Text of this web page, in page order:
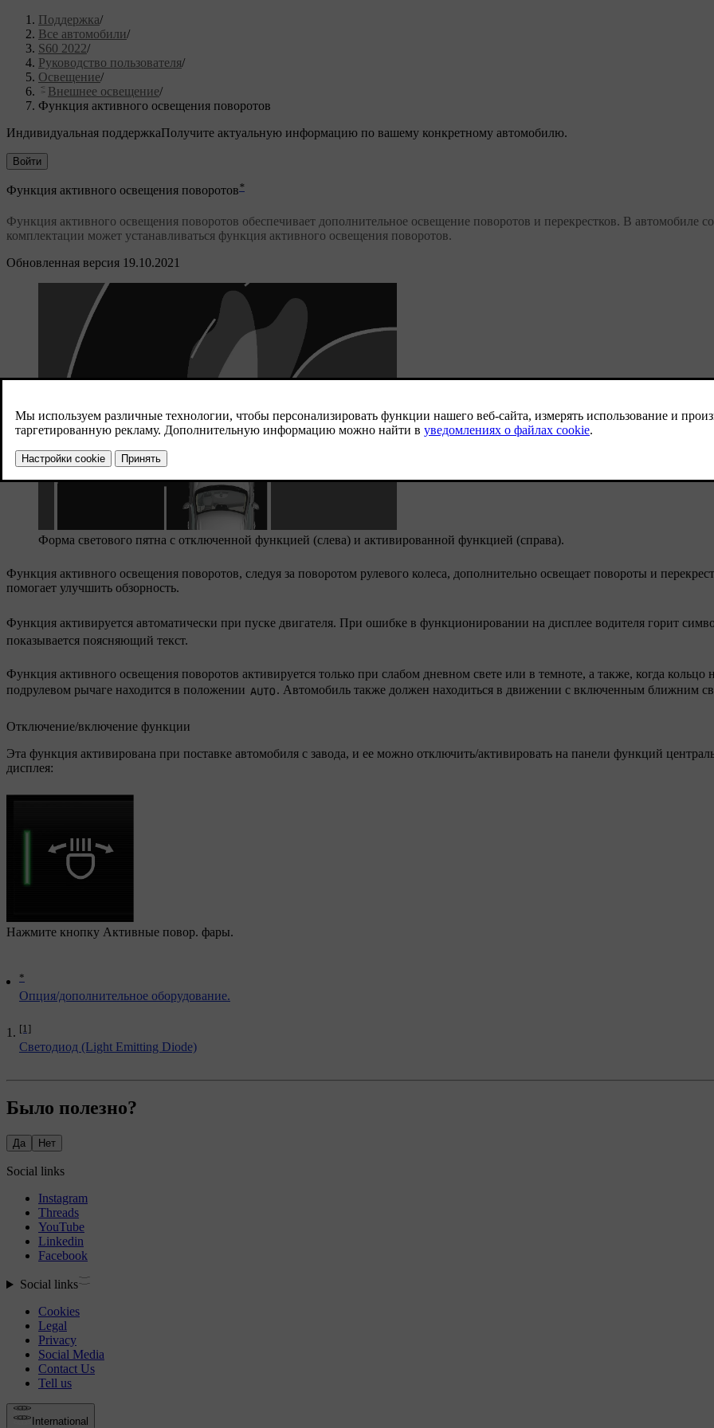
Поддержка/
Все автомобили/
S60 2022/
Руководство пользователя/
Освещение/
Внешнее освещение/
Функция активного освещения поворотов
Индивидуальная поддержкаПолучите актуальную информацию по вашему конкретному автомобилю.
Войти
Обновленная версия 19.10.2021
Функция активного освещения поворотов*
Функция активного освещения поворотов обеспечивает дополнительное освещение поворотов и перекрестков. В автомобиле
комплектации может устанавливаться функция активного освещения поворотов.
Форма светового пятна с отключенной функцией (слева) и активированной функцией (справа).
Функция активного освещения поворотов, следуя за поворотом рулевого колеса, дополнительно освещает повороты и
помогает улучшить обзорность.
Функция активируется автоматически при пуске двигателя. При ошибке в функционировании на дисплее водителя горит
показывается поясняющий текст.
Функция активного освещения поворотов активируется только при слабом дневном свете или в темноте, а также, когда кольцо
подрулевом рычаге находится в положении
. Автомобиль также должен находиться в движении с включенным ближним
Отключение/включение функции
Эта функция активирована при поставке автомобиля с завода, и ее можно отключить/активировать на панели функций
дисплея:
Нажмите кнопку Активные повор. фары.
*
Опция/дополнительное оборудование.
[1]
Светодиод (Light Emitting Diode)
Было полезно?
Да Нет